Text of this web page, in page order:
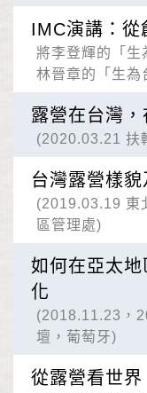
IMC演講：從
將李登輝的「生
林晉章的「生為
露營在台灣，
(2020.03.21 扶
台灣露營樣
(2019.03.19 東
區管理處)
如何在亞太
化
(2018.11.23，
壇，葡萄牙)
從露營看世界